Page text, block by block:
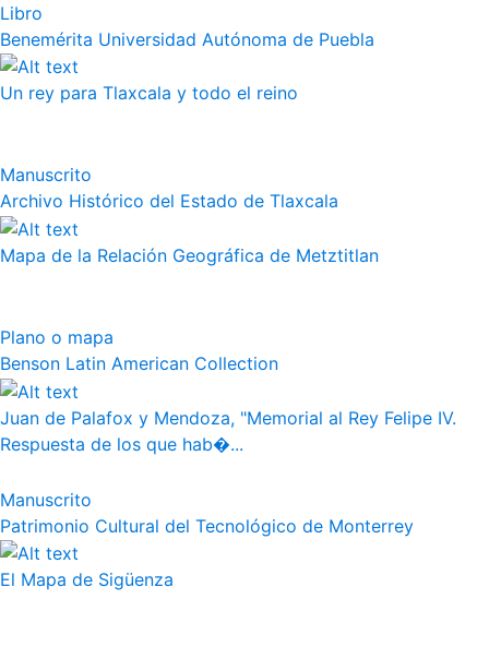
Libro
Benemérita Universidad Autónoma de Puebla
Un rey para Tlaxcala y todo el reino
Manuscrito
Archivo Histórico del Estado de Tlaxcala
Mapa de la Relación Geográfica de Metztitlan
Plano o mapa
Benson Latin American Collection
Juan de Palafox y Mendoza, "Memorial al Rey Felipe IV.
Respuesta de los que hab�...
Manuscrito
Patrimonio Cultural del Tecnológico de Monterrey
El Mapa de Sigüenza